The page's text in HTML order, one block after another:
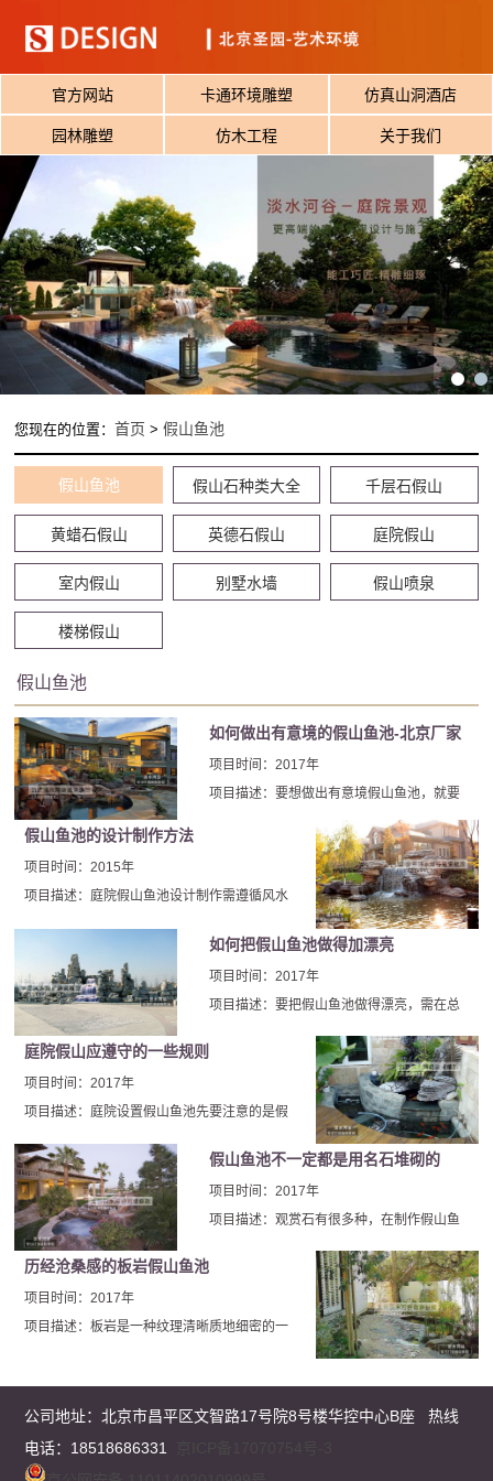
官方网站 卡通环境雕塑 仿真山洞酒店
园林雕塑 仿木工程 关于我们
您现在的位置：首页 >假山鱼池
假山鱼池 假山石种类大全 千层石假山
黄蜡石假山 英德石假山 庭院假山
室内假山 别墅水墙 假山喷泉
楼梯假山
假山鱼池
如何做出有意境的假山鱼池-北京厂家
假山鱼池
项目时间：2017年
项目描述：要想做出有意境假山鱼池，就要
汲取古代传统文化内涵中山水文学与雕塑的
技巧，重视寓情于景、情景交融、寓义于物
的造园手法，结合现代环境景观设计思想，
使该处假山鱼池达到非常完美的境界。
假山鱼池的设计制作方法
项目时间：2015年
项目描述：庭院假山鱼池设计制作需遵循风水
论以北方坎卦、东南巽卦、西南坤卦、东方震
卦为吉。实际操作还有很多需要注意的地方。
如何把假山鱼池做得加漂亮
项目时间：2017年
项目描述：要把假山鱼池做得漂亮，需在总
理，以在咫尺之内，表现千里之致。叠石掇
山，虽石无定形，但山有定法，所谓法者，
就是指山的脉络气势，这与绘画中的画理是
庭院假山应遵守的一些规则
项目时间：2017年
项目描述：庭院设置假山鱼池先要注意的是假
的正南－丙、午、丁三山位置如果不是做影壁
使用就不要放置假山鱼池，如果为了挡煞使用
好把假山的水池做大。
假山鱼池不一定都是用名石堆砌的
项目时间：2017年
项目描述：观赏石有很多种，在制作假山鱼
化，在选用假山鱼池的原材料时不一定要舍
近求远，充分利用当地石材或许能制作出漂
亮的假山鱼池，北京厂家在福建施工时就放
弃了传统的施工规则，在和甲方充分沟通
鱼池。
历经沧桑感的板岩假山鱼池
项目时间：2017年
项目描述：板岩是一种纹理清晰质地细密的一
公司地址： 北京市昌平区文智路17号院8号楼华控中心B座 热线
电话：18518686331